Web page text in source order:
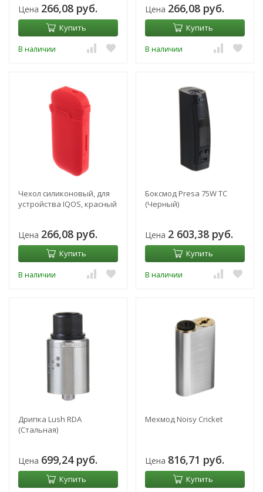
Цена 266,08 руб.
Купить
В наличии
Цена 266,08 руб.
Купить
В наличии
Чехол силиконовый, для
устройства IQOS, красный
Цена 266,08 руб.
Купить
В наличии
Боксмод Presa 75W TC
(Черный)
Цена 2 603,38 руб.
Купить
В наличии
Дрипка Lush RDA
(Стальная)
Цена 699,24 руб.
Купить
Мехмод Noisy Cricket
Цена 816,71 руб.
Купить